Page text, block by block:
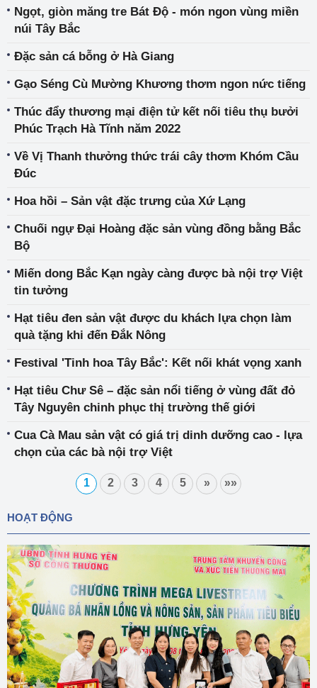
Ngọt, giòn măng tre Bát Độ - món ngon vùng miền
núi Tây Bắc
Đặc sản cá bỗng ở Hà Giang
Gạo Séng Cù Mường Khương thơm ngon nức tiếng
Thúc đẩy thương mại điện tử kết nối tiêu thụ bưởi
Phúc Trạch Hà Tĩnh năm 2022
Về Vị Thanh thưởng thức trái cây thơm Khóm Cầu
Đúc
Hoa hồi – Sản vật đặc trưng của Xứ Lạng
Chuối ngự Đại Hoàng đặc sản vùng đồng bằng Bắc
Bộ
Miến dong Bắc Kạn ngày càng được bà nội trợ Việt
tin tưởng
Hạt tiêu đen sản vật được du khách lựa chọn làm
quà tặng khi đến Đắk Nông
Festival 'Tinh hoa Tây Bắc': Kết nối khát vọng xanh
Hạt tiêu Chư Sê – đặc sản nổi tiếng ở vùng đất đỏ
Tây Nguyên chinh phục thị trường thế giới
Cua Cà Mau sản vật có giá trị dinh dưỡng cao - lựa
chọn của các bà nội trợ Việt
1 2 3 4 5 » »»
HOẠT ĐỘNG